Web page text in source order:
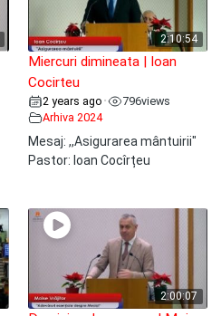
2:10:54
Miercuri dimineata | Ioan
Cocirteu
2 years ago • 796views
Arhiva 2024
Mesaj: ,,Asigurarea mântuirii"
Pastor: Ioan Cocîrțeu
2:00:07